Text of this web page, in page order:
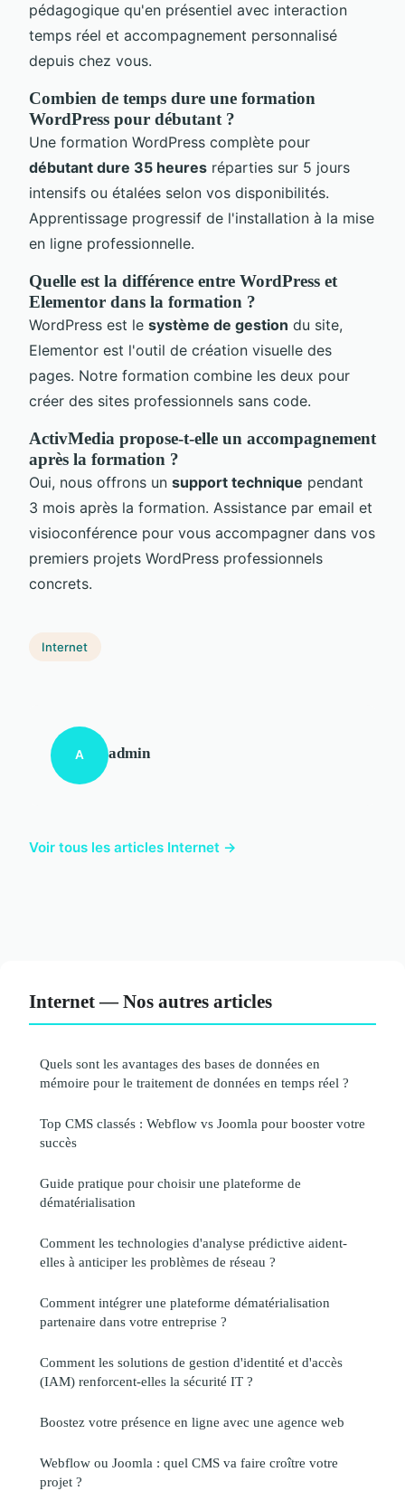
pédagogique qu'en présentiel avec interaction
temps réel et accompagnement personnalisé
depuis chez vous.
Combien de temps dure une formation
WordPress pour débutant ?
Une formation WordPress complète pour
débutant dure 35 heures réparties sur 5 jours
intensifs ou étalées selon vos disponibilités.
Apprentissage progressif de l'installation à la mise
en ligne professionnelle.
Quelle est la différence entre WordPress et
Elementor dans la formation ?
WordPress est le système de gestion du site,
Elementor est l'outil de création visuelle des
pages. Notre formation combine les deux pour
créer des sites professionnels sans code.
ActivMedia propose-t-elle un accompagnement
après la formation ?
Oui, nous offrons un support technique pendant
3 mois après la formation. Assistance par email et
visioconférence pour vous accompagner dans vos
premiers projets WordPress professionnels
concrets.
Internet
A admin
Voir tous les articles Internet →
Internet — Nos autres articles
Quels sont les avantages des bases de données en
mémoire pour le traitement de données en temps réel ?
Top CMS classés : Webflow vs Joomla pour booster votre
succès
Guide pratique pour choisir une plateforme de
dématérialisation
Comment les technologies d'analyse prédictive aident-
elles à anticiper les problèmes de réseau ?
Comment intégrer une plateforme dématérialisation
partenaire dans votre entreprise ?
Comment les solutions de gestion d'identité et d'accès
(IAM) renforcent-elles la sécurité IT ?
Boostez votre présence en ligne avec une agence web
Webflow ou Joomla : quel CMS va faire croître votre
projet ?